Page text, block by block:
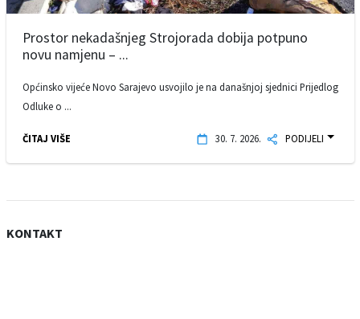
Prostor nekadašnjeg Strojorada dobija potpuno
novu namjenu – ...
Općinsko vijeće Novo Sarajevo usvojilo je na današnjoj sjednici Prijedlog
Odluke o ...
ČITAJ VIŠE 30. 7. 2026. PODIJELI
KONTAKT